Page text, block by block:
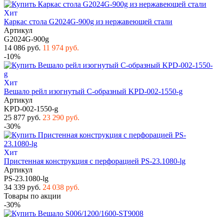
Хит
Каркас стола G2024G-900g из нержавеющей стали
Артикул
G2024G-900g
14 086 руб. 11 974 руб.
-10%
Хит
Вешало рейл изогнутый С-образный KPD-002-1550-g
Артикул
KPD-002-1550-g
25 877 руб. 23 290 руб.
-30%
Хит
Пристенная конструкция с перфорацией PS-23.1080-lg
Артикул
PS-23.1080-lg
34 339 руб. 24 038 руб.
Товары по акции
-30%